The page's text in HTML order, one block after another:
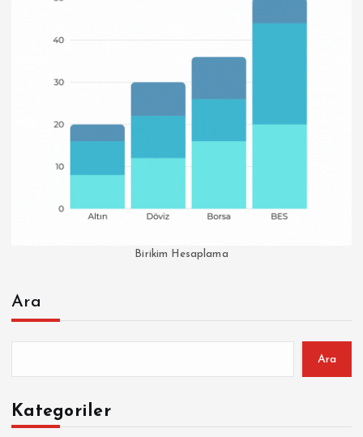
Birikim Hesaplama
Ara
Ara
Kategoriler